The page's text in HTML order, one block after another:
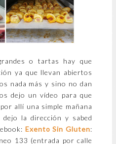
o tartas hay que
ya que llevan abiertos
nada más y sino no dan
dejo un vídeo para que
allí una simple mañana
dejo la dirección y sabed
Exento Sin Gluten:
133 (entrada por calle